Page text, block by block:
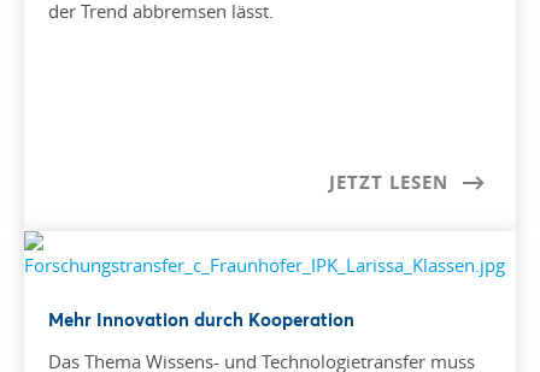
der Trend abbremsen lässt.
JETZT LESEN
Mehr Innovation durch Kooperation
Das Thema Wissens- und Technologietransfer muss